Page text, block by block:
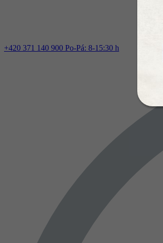
+420 371 140 900 Po-Pá: 8-15:30 h